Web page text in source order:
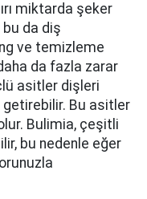
miktarda şeker
da diş
ve temizleme
da fazla zarar
asitler dişleri
getirebilir. Bu asitler
Bulimia, çeşitli
bu nedenle eğer